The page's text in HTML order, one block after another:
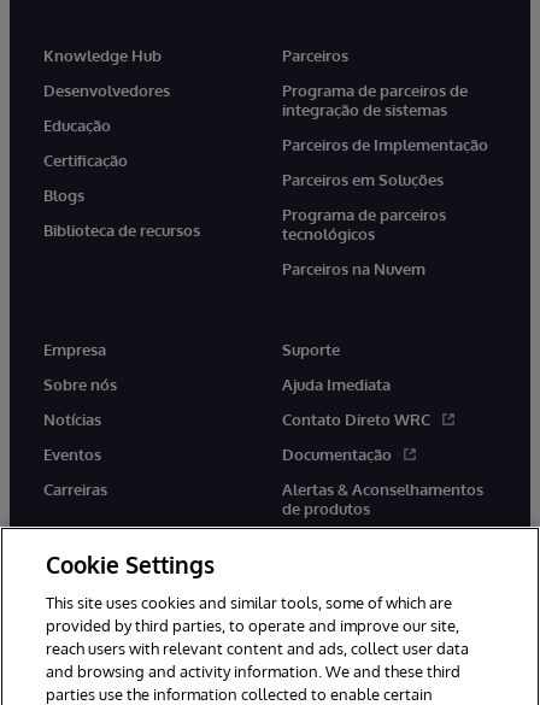
Knowledge Hub
Desenvolvedores
Educação
Certificação
Blogs
Biblioteca de recursos
Parceiros
Programa de parceiros de
integração de sistemas
Parceiros de Implementação
Parceiros em Soluções
Programa de parceiros
tecnológicos
Parceiros na Nuvem
Empresa
Sobre nós
Notícias
Eventos
Carreiras
Suporte
Ajuda Imediata
Contato Direto WRC
Documentação
Alertas & Aconselhamentos
de produtos
twitter youtubefacebooklinkedin
Cookie Settings
This site uses cookies and similar tools, some of which are
provided by third parties, to operate and improve our site,
reach users with relevant content and ads, collect user data
and browsing and activity information. We and these third
parties use the information collected to enable certain